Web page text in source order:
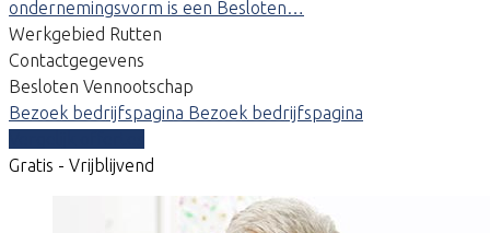
ondernemingsvorm is een Besloten…
Werkgebied Rutten
Contactgegevens
Besloten Vennootschap
Bezoek bedrijfspagina Bezoek bedrijfspagina
Gratis - Vrijblijvend